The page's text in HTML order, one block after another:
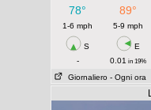
78° 89°
1-6 mph 5-9 mph
S E
-
0.01 in 19%
Giornaliero - Ogni ora